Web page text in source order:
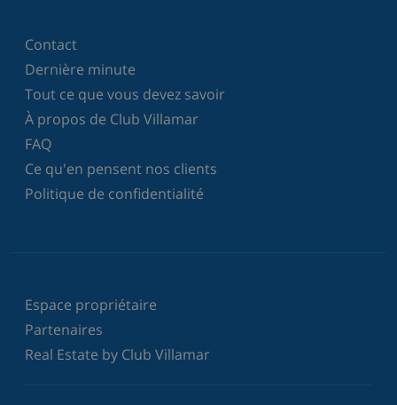
Contact
Dernière minute
Tout ce que vous devez savoir
À propos de Club Villamar
FAQ
Ce qu'en pensent nos clients
Politique de confidentialité
Espace propriétaire
Partenaires
Real Estate by Club Villamar